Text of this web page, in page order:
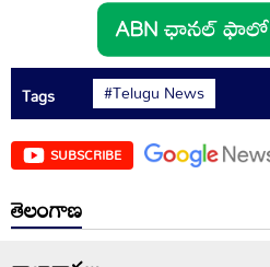
Tags #Telugu News
SUBSCRIBE
తెలంగాణ